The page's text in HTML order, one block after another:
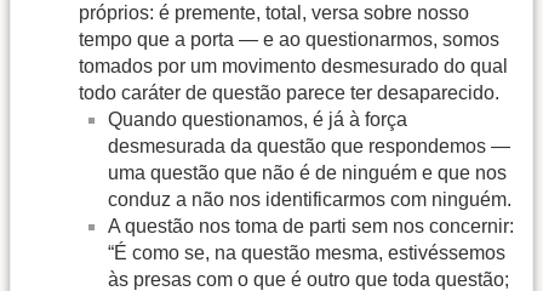
próprios: é premente, total, versa sobre nosso
tempo que a porta — e ao questionarmos, somos
tomados por um movimento desmesurado do qual
todo caráter de questão parece ter desaparecido.
Quando questionamos, é já à força
desmesurada da questão que respondemos —
uma questão que não é de ninguém e que nos
conduz a não nos identificarmos com ninguém.
A questão nos toma de parti sem nos concernir:
“É como se, na questão mesma, estivéssemos
às presas com o que é outro que toda questão;